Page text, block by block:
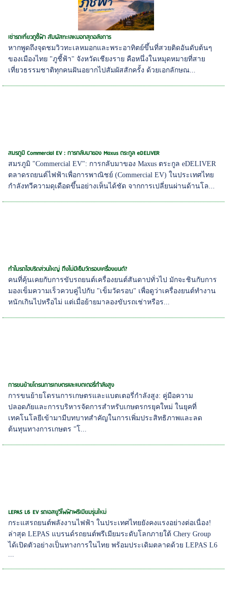
เช่ารถเที่ยวภูชี้ฟ้า สัมผัสทะเลหมอกสุดอลังการ
หากพูดถึงจุดชมวิวทะเลหมอกและพระอาทิตย์ขึ้นที่สวยติดอันดับต้นๆ
ของเมืองไทย "ภูชี้ฟ้า" จังหวัดเชียงราย คือหนึ่งในหมุดหมายที่สาย
เที่ยวธรรมชาติทุกคนฝันอยากไปสัมผัสสักครั้ง ด้วยเอกลักษณ...
สมรภูมิ Commercial EV : การกลับมาของ Maxus ตระกูล eDELIVER
สมรภูมิ "Commercial EV": การกลับมาของ Maxus ตระกูล eDELIVER
ตลาดรถยนต์ไฟฟ้าเพื่อการพาณิชย์ (Commercial EV) ในประเทศไทย
กำลังทวีความดุเดือดขึ้นอย่างเห็นได้ชัด จากการเปลี่ยนผ่านด้านโล...
ทำไมรถไฮบริดส่วนใหญ่ ถึงไม่มีเข็มวัดรอบเครื่องยนต์?
คนที่คุ้นเคยกับการขับรถยนต์เครื่องยนต์สันดาปทั่วไป มักจะชินกับการ
มองเข็มความเร็วควบคู่ไปกับ "เข็มวัดรอบ" เพื่อดูว่าเครื่องยนต์ทำงาน
หนักเกินไปหรือไม่ แต่เมื่อย้ายมาลองขับรถเช่าหรือร...
การขนย้ายโดรนการเกษตรและแบตเตอรี่กำลังสูง
การขนย้ายโดรนการเกษตรและแบตเตอรี่กำลังสูง: คู่มือความ
ปลอดภัยและการบริหารจัดการสำหรับเกษตรกรยุคใหม่ ในยุคที่
เทคโนโลยีเข้ามามีบทบาทสำคัญในการเพิ่มประสิทธิภาพและลด
ต้นทุนทางการเกษตร "โ...
LEPAS L6 EV รถเอสยูวีไฟฟ้าพรีเมียมรุ่นใหม่
กระแสรถยนต์พลังงานไฟฟ้า ในประเทศไทยยังคงแรงอย่างต่อเนื่อง!
ล่าสุด LEPAS แบรนด์รถยนต์พรีเมียมระดับโลกภายใต้ Chery Group
ได้เปิดตัวอย่างเป็นทางการในไทย พร้อมประเดิมตลาดด้วย LEPAS L6